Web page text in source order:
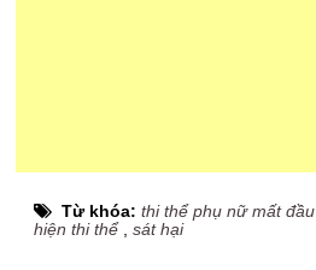
Từ khóa:thi thể phụ nữ mất đầu
hiện thi thể,sát hại